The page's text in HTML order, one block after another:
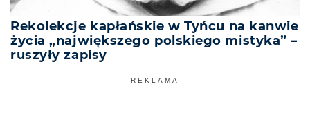
Rekolekcje kapłańskie w Tyńcu na kanwie
życia „największego polskiego mistyka” –
ruszyły zapisy
REKLAMA